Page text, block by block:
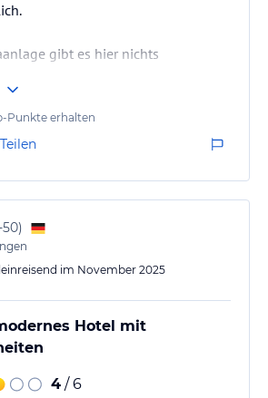
gibt es hier nichts
Punkte erhalten
Teilen
)
im November 2025
Hotel mit
4 / 6